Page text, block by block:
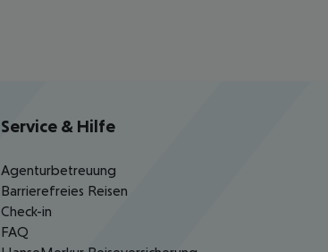
Service & Hilfe
Agenturbetreuung
Barrierefreies Reisen
Check-in
FAQ